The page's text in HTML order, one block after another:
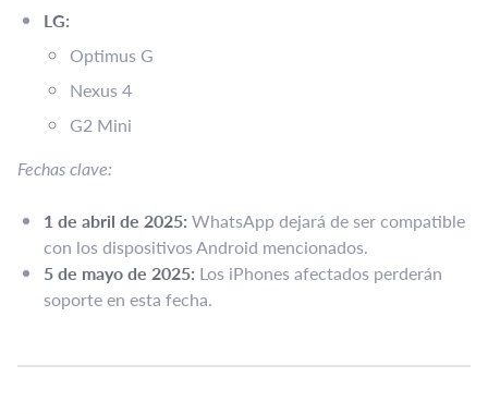
LG:
Optimus G​
Nexus 4​
G2 Mini​
Fechas clave:
1 de abril de 2025: WhatsApp dejará de ser compatible
con los dispositivos Android mencionados.​
5 de mayo de 2025: Los iPhones afectados perderán
soporte en esta fecha.​